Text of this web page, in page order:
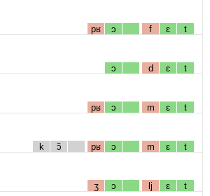
pʁ ɔ f ɛ t
ɔ d ɛ t
pʁ ɔ m ɛ t
k ɔ̃ pʁ ɔ m ɛ t
ʒ ɔ lj ɛ t